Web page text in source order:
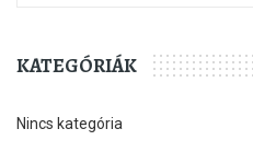
KATEGÓRIÁK
Nincs kategória